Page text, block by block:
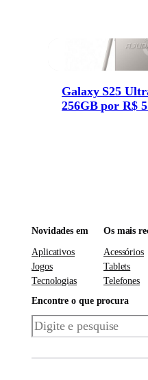
Galaxy S25
256GB por R$
Novidades em
Aplicativos
Jogos
Tecnologias
Os mais
Acessórios
Tablets
Telefones
Encontre o que procura
Pesquisar